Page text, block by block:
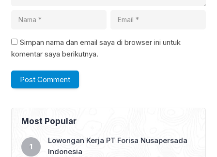
Simpan nama dan email saya di browser ini untuk
komentar saya berikutnya.
Most Popular
Lowongan Kerja PT Forisa Nusapersada
Indonesia